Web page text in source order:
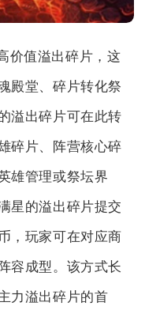
价值溢出碎片，这
殿堂、碎片转化祭
溢出碎片可在此转
碎片、阵营核心碎
雄管理或祭坛界
星的溢出碎片提交
，玩家可在对应商
容成型。该方式长
力溢出碎片的首